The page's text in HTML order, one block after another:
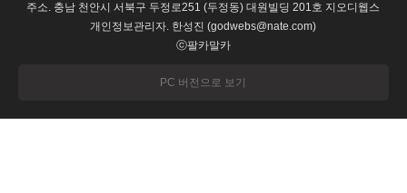
주소. 충남 천안시 서북구 두정로251 (두정동) 대원빌딩 201호 지오디웹스
개인정보관리자. 한성진 (godwebs@nate.com)
ⓒ팔카말카
PC 버전으로 보기